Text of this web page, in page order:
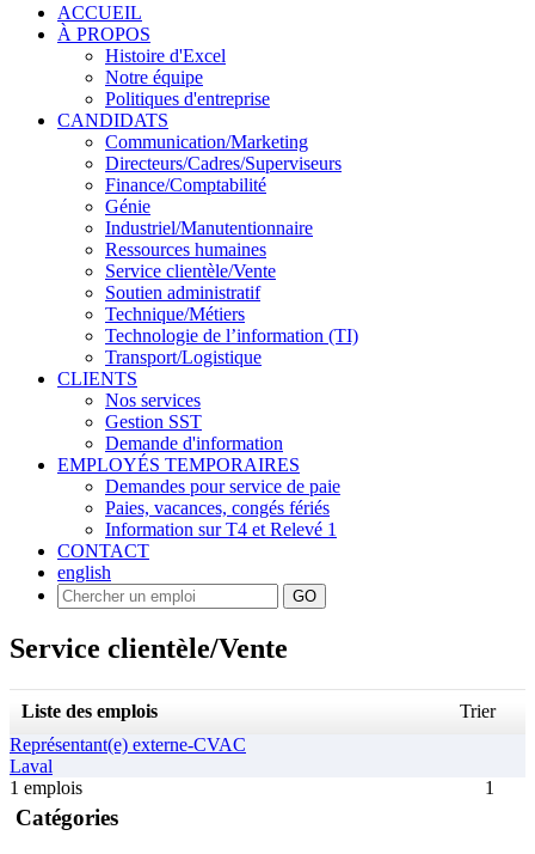
ACCUEIL
À PROPOS
Histoire d'Excel
Notre équipe
Politiques d'entreprise
CANDIDATS
Communication/Marketing
Directeurs/Cadres/Superviseurs
Finance/Comptabilité
Génie
Industriel/Manutentionnaire
Ressources humaines
Service clientèle/Vente
Soutien administratif
Technique/Métiers
Technologie de l’information (TI)
Transport/Logistique
CLIENTS
Nos services
Gestion SST
Demande d'information
EMPLOYÉS TEMPORAIRES
Demandes pour service de paie
Paies, vacances, congés fériés
Information sur T4 et Relevé 1
CONTACT
english
Service clientèle/Vente
Liste des emplois
Trier
Représentant(e) externe-CVAC
Laval
1 emplois
1
Catégories